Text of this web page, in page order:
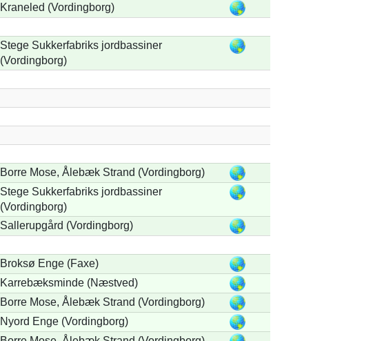
Kraneled (Vordingborg)
Stege Sukkerfabriks jordbassiner
(Vordingborg)
Borre Mose, Ålebæk Strand (Vordingborg)
Stege Sukkerfabriks jordbassiner
(Vordingborg)
Sallerupgård (Vordingborg)
Broksø Enge (Faxe)
Karrebæksminde (Næstved)
Borre Mose, Ålebæk Strand (Vordingborg)
Nyord Enge (Vordingborg)